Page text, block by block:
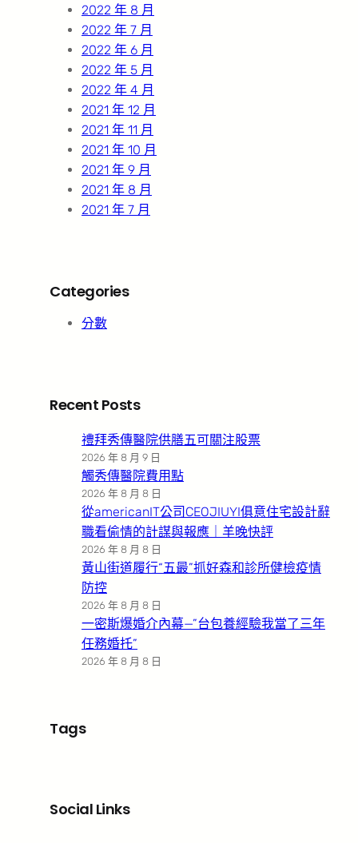
2022 年 8 月
2022 年 7 月
2022 年 6 月
2022 年 5 月
2022 年 4 月
2021 年 12 月
2021 年 11 月
2021 年 10 月
2021 年 9 月
2021 年 8 月
2021 年 7 月
Categories
分數
Recent Posts
禮拜秀傳醫院供膳五可關注股票
2026 年 8 月 9 日
觸秀傳醫院費用點
2026 年 8 月 8 日
從americanIT公司CEOJIUYI俱意住宅設計辭
職看偷情的計謀與報應｜羊晚快評
2026 年 8 月 8 日
黃山街道履行“五最”抓好森和診所健檢疫情
防控
2026 年 8 月 8 日
一密斯爆婚介內幕—”台包養經驗我當了三年
任務婚托”
2026 年 8 月 8 日
Tags
Social Links